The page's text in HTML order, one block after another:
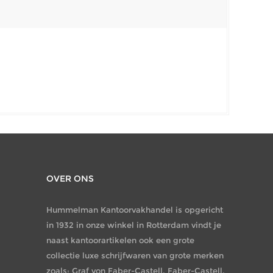
OVER ONS
Hummelman Kantoorvakhandel is opgericht
in 1932 in onze winkel in Rotterdam vindt je
naast kantoorartikelen ook een grote
collectie luxe schrijfwaren van grote merken
zoals: Graf von Faber-Castell, Faber-Castell,